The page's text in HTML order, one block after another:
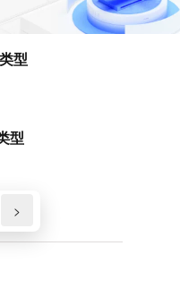
型
型
>